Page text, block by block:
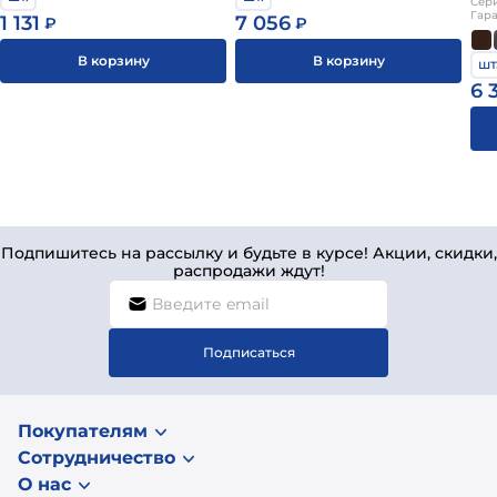
1 131 ₽
В корзину
7 056 ₽
В корзину
6
Подпишитесь на рассылку и будьте в курсе! Акции, скидки,
распродажи ждут!
Подписаться
Покупателям
Сотрудничество
О нас